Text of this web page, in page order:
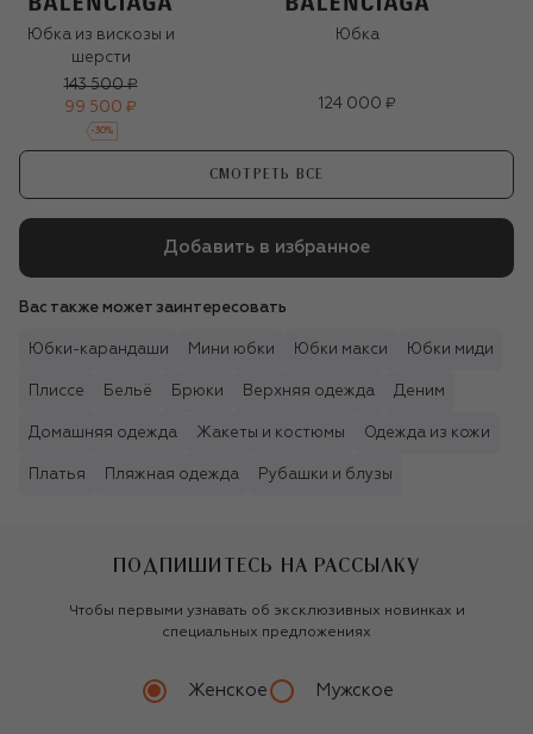
Юбка из вискозы и
шерсти
143 500 ₽
99 500 ₽
-30%
Юбка
124 000 ₽
СМОТРЕТЬ ВСЕ
Добавить в избранное
Вас также может заинтересовать
Юбки-карандаши Мини юбки Юбки макси Юбки миди
Плиссе Бельё Брюки Верхняя одежда Деним
Домашняя одежда Жакеты и костюмы Одежда из кожи
Платья Пляжная одежда Рубашки и блузы
ПОДПИШИТЕСЬ НА РАССЫЛКУ
Чтобы первыми узнавать об эксклюзивных новинках и
специальных предложениях
Женское Мужское